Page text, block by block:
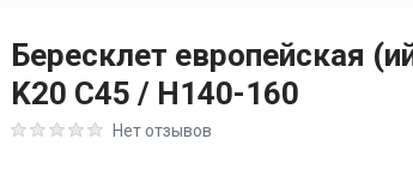
Бересклет европейская
K20 C45 / H140-160
Rating: 0 out of 5Нет отзывов